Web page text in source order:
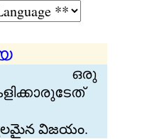
ഒരു
విజయం.